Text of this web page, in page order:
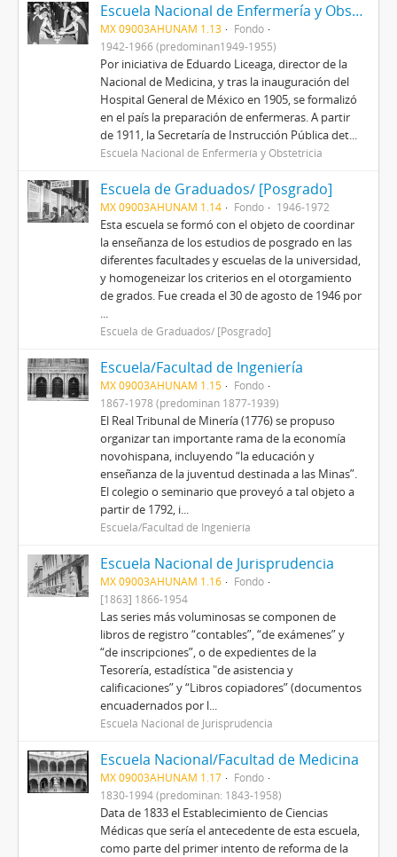
Escuela Nacional de Enfermería y Obstetricia
MX 09003AHUNAM 1.13
Fondo
1942-1966 (predominan1949-1955)
Por iniciativa de Eduardo Liceaga, director de la
Nacional de Medicina, y tras la inauguración del
Hospital General de México en 1905, se formalizó
en el país la preparación de enfermeras. A partir
de 1911, la Secretaría de Instrucción Pública det...
Escuela Nacional de Enfermería y Obstetricia
Escuela de Graduados/ [Posgrado]
MX 09003AHUNAM 1.14 Fondo 1946-1972
Esta escuela se formó con el objeto de coordinar
la enseñanza de los estudios de posgrado en las
diferentes facultades y escuelas de la universidad,
y homogeneizar los criterios en el otorgamiento
de grados. Fue creada el 30 de agosto de 1946 por
...
Escuela de Graduados/ [Posgrado]
Escuela/Facultad de Ingeniería
MX 09003AHUNAM 1.15
Fondo
1867-1978 (predominan 1877-1939)
El Real Tribunal de Minería (1776) se propuso
organizar tan importante rama de la economía
novohispana, incluyendo “la educación y
enseñanza de la juventud destinada a las Minas”.
El colegio o seminario que proveyó a tal objeto a
partir de 1792, i...
Escuela/Facultad de Ingeniería
Escuela Nacional de Jurisprudencia
MX 09003AHUNAM 1.16
Fondo
[1863] 1866-1954
Las series más voluminosas se componen de
libros de registro “contables”, “de exámenes” y
“de inscripciones”, o de expedientes de la
Tesorería, estadística "de asistencia y
calificaciones” y “Libros copiadores” (documentos
encuadernados por l...
Escuela Nacional de Jurisprudencia
Escuela Nacional/Facultad de Medicina
MX 09003AHUNAM 1.17
Fondo
1830-1994 (predominan: 1843-1958)
Data de 1833 el Establecimiento de Ciencias
Médicas que sería el antecedente de esta escuela,
como parte del primer intento de reforma de la